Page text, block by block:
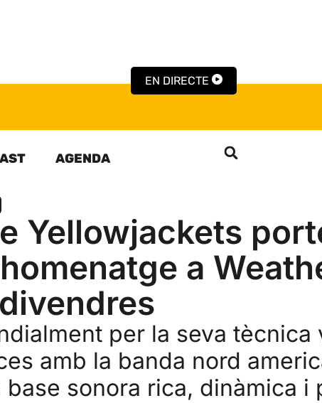
EN DIRECTE
AGENDA
Yellowjackets
a
per la seva tècnica
amb la banda nord
sonora rica, dinàmica i